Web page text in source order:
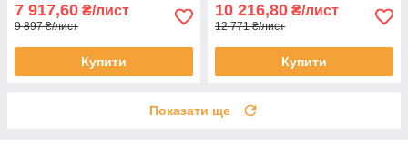
7 917,60 ₴/лист
9 897 ₴/лист
Купити
10 216,80 ₴/лист
12 771 ₴/лист
Купити
Показати ще